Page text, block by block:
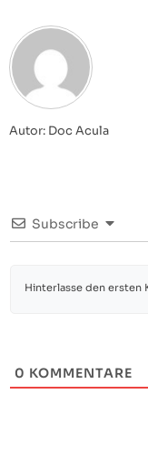
Autor: Doc Acula
Subscribe
0 KOMMENTARE